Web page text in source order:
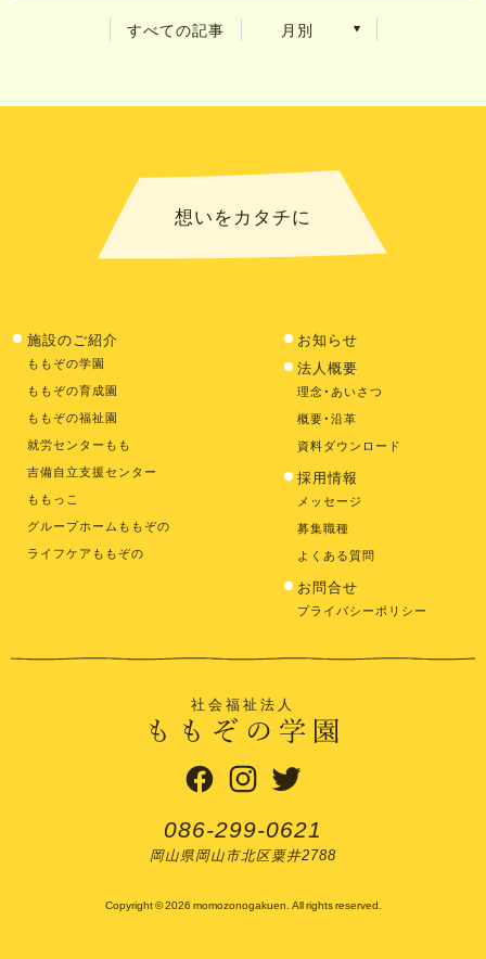
すべての記事 月別
想いをカタチに
施設のご紹介
ももぞの学園
ももぞの育成園
ももぞの福祉園
就労センターもも
吉備自立支援センター
ももっこ
グループホームももぞの
ライフケアももぞの
お知らせ
法人概要
理念・あいさつ
概要・沿革
資料ダウンロード
採用情報
メッセージ
募集職種
よくある質問
お問合せ
プライバシーポリシー
社会福祉法人
086-299-0621
岡山県岡山市北区粟井2788
Copyright © 2026 momozonogakuen. All rights reserved.